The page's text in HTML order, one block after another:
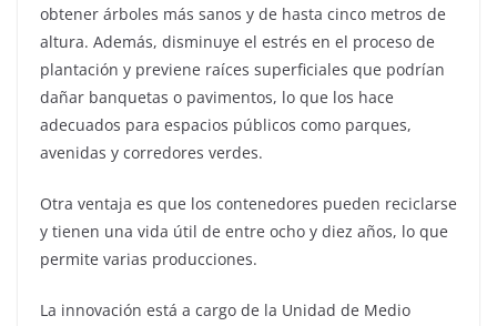
obtener árboles más sanos y de hasta cinco metros de
altura. Además, disminuye el estrés en el proceso de
plantación y previene raíces superficiales que podrían
dañar banquetas o pavimentos, lo que los hace
adecuados para espacios públicos como parques,
avenidas y corredores verdes.
Otra ventaja es que los contenedores pueden reciclarse
y tienen una vida útil de entre ocho y diez años, lo que
permite varias producciones.
La innovación está a cargo de la Unidad de Medio